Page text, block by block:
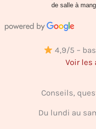
de salle à
4,9/5 –
Voir les
Conseils,
Du lundi au